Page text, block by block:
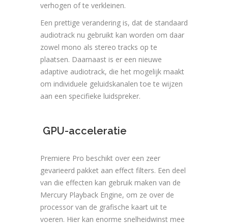
verhogen of te verkleinen.
Een prettige verandering is, dat de standaard
audiotrack nu gebruikt kan worden om daar
zowel mono als stereo tracks op te
plaatsen. Daarnaast is er een nieuwe
adaptive audiotrack, die het mogelijk maakt
om individuele geluidskanalen toe te wijzen
aan een specifieke luidspreker.
GPU-acceleratie
Premiere Pro beschikt over een zeer
gevarieerd pakket aan effect filters. Een deel
van die effecten kan gebruik maken van de
Mercury Playback Engine, om ze over de
processor van de grafische kaart uit te
voeren. Hier kan enorme snelheidwinst mee